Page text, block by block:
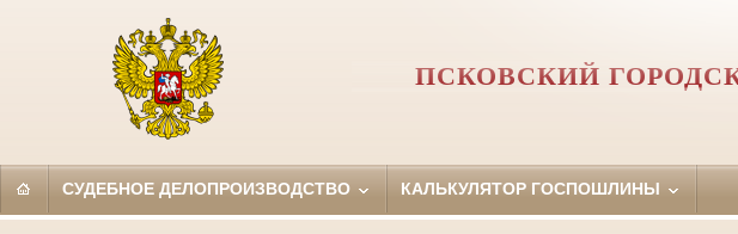
ПСКОВСКИЙ
СУДЕБНОЕ ДЕЛОПРОИЗВОДСТВО КАЛЬКУЛЯТОР ГОСПОШЛИНЫ